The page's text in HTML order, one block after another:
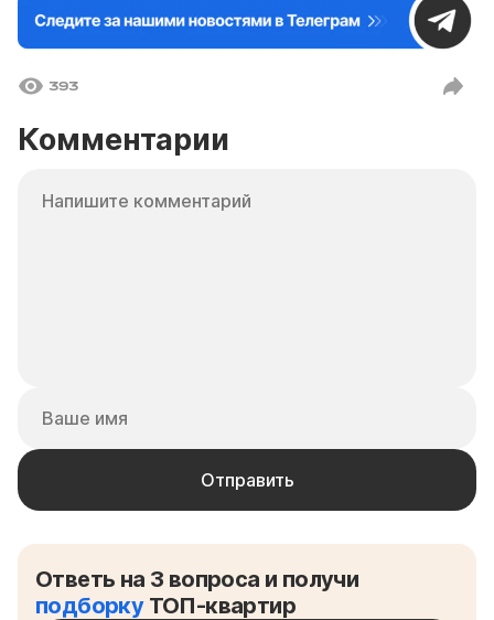
393
Комментарии
Ответь на 3 вопроса и получи
подборкуТОП-квартир